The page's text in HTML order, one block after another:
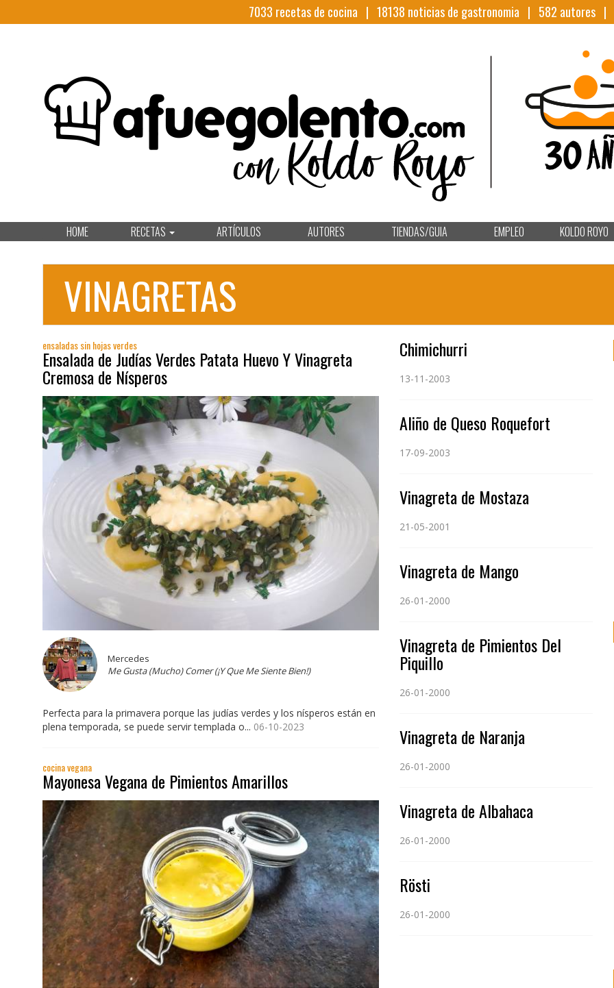
7033 recetas de cocina | 18138 noticias de gastronomia | 582 autores |
HOME RECETAS ARTÍCULOS AUTORES TIENDAS/GUIA EMPLEO KOLDO ROYO
VINAGRETAS
ensaladas sin hojas verdes
Ensalada de Judías Verdes Patata Huevo Y Vinagreta
Cremosa de Nísperos
Mercedes
Me Gusta (Mucho) Comer (¡Y Que Me Siente Bien!)
Perfecta para la primavera porque las judías verdes y los nísperos están en
plena temporada, se puede servir templada o... 06-10-2023
cocina vegana
Mayonesa Vegana de Pimientos Amarillos
Chimichurri
13-11-2003
Aliño de Queso Roquefort
17-09-2003
Vinagreta de Mostaza
21-05-2001
Vinagreta de Mango
26-01-2000
Vinagreta de Pimientos Del
Piquillo
26-01-2000
Vinagreta de Naranja
26-01-2000
Vinagreta de Albahaca
26-01-2000
Rösti
26-01-2000